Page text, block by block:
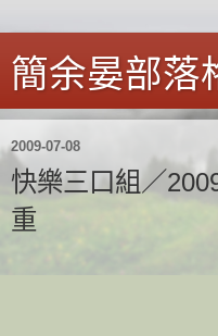
簡余晏部落
2009-07-08
快樂三口組／
重